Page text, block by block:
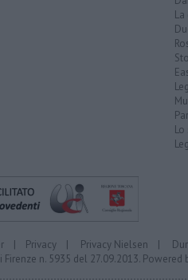
| Privacy | Privacy Nielsen |
n. 5935 del 27.09.2013. Powered